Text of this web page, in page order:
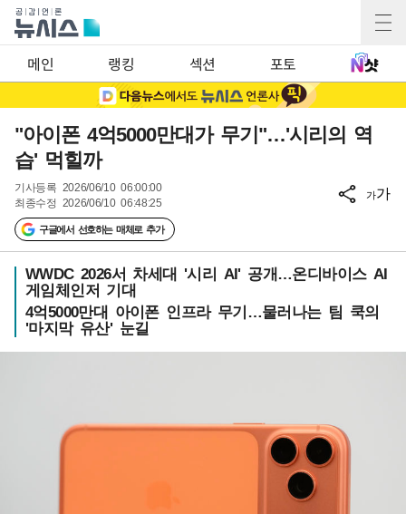
메인 랭킹 섹션 포토
"아이폰 4억5000만대가 무기"…'시리의 역
습' 먹힐까
기사등록 2026/06/10 06:00:00
최종수정 2026/06/10 06:48:25
구글에서 선호하는 매체로 추가
가가
WWDC 2026서 차세대 '시리 AI' 공개…온디바이스 AI
게임체인저 기대
4억5000만대 아이폰 인프라 무기…물러나는 팀 쿡의
'마지막 유산' 눈길